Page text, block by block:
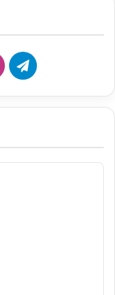
Telegram